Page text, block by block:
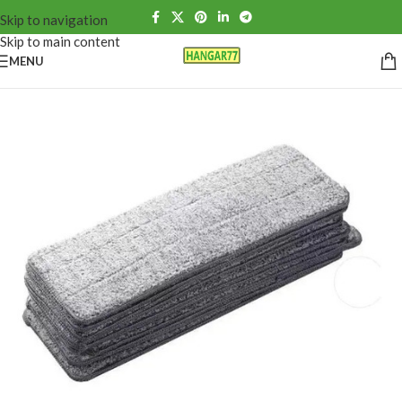
Skip to navigation
Skip to main content
MENU